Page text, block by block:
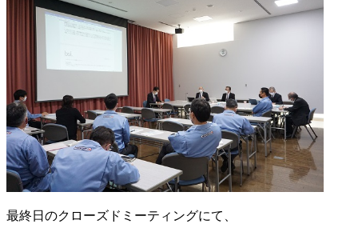
最終日のクローズドミーティングにて、